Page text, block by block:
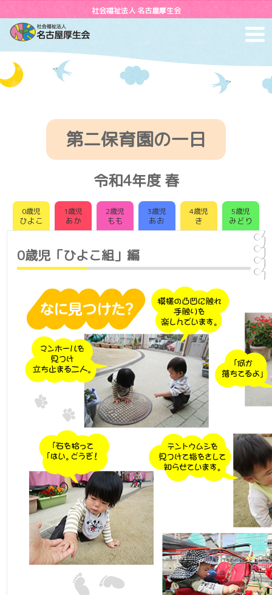
社会福祉法人 名古屋厚生会
第二保育園の一日
令和4年度 春
0歳児
ひよこ
1歳児
あか
2歳児
もも
3歳児
あお
4歳児
き
5歳児
みどり
0歳児「ひよこ組」編